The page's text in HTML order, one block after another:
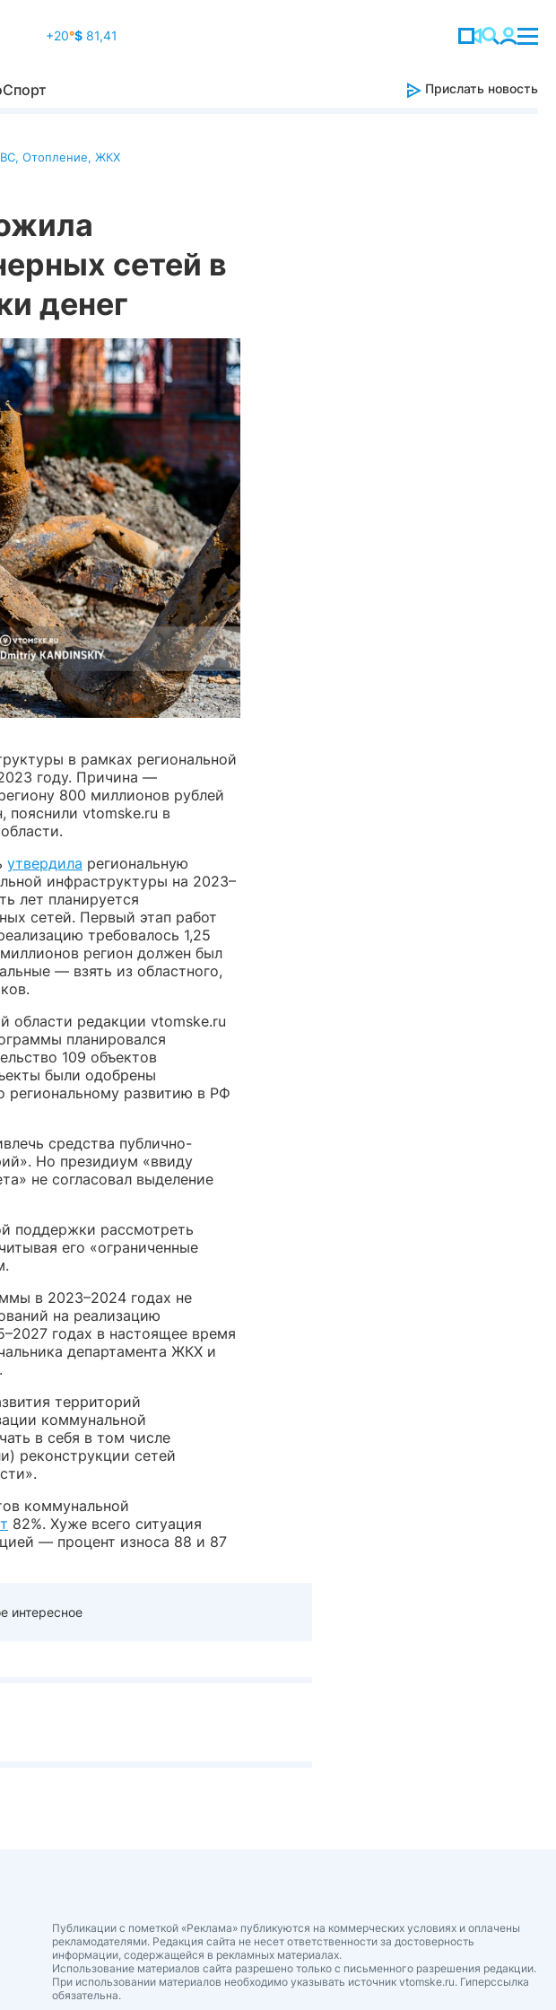
+20°$ 81,41
Спорт Прислать новость
, Отопление, ЖКХ
сетей в
денег
в рамках региональной
году. Причина —
800 миллионов рублей
пояснили vtomske.ru в
утвердила региональную
инфраструктуры на 2023–
лет планируется
сетей. Первый этап работ
требовалось 1,25
регион должен был
— взять из областного,
области редакции vtomske.ru
планировался
109 объектов
были одобрены
региональному развитию в РФ
средства публично-
Но президиум «ввиду
не согласовал выделение
поддержки рассмотреть
его «ограниченные
в 2023–2024 годах не
на реализацию
годах в настоящее время
департамента ЖКХ и
территорий
коммунальной
в себя в том числе
реконструкции сетей
коммунальной
82%. Хуже всего ситуация
— процент износа 88 и 87
интересное
Публикации с пометкой «Реклама» публикуются на коммерческих условиях и оплачены
рекламодателями. Редакция сайта не несет ответственности за достоверность
информации, содержащейся в рекламных материалах.
Использование материалов сайта разрешено только с письменного разрешения редакции.
При использовании материалов необходимо указывать источник vtomske.ru. Гиперссылка
обязательна.